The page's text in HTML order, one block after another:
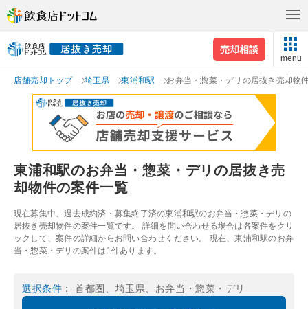
売却相談
menu
店舗売却トップ 埼玉県 東浦和駅 お弁当・惣菜・デリの居抜き売却物
東浦和駅のお弁当・惣菜・デリの居抜き売
却物件の案件一覧
現在募集中、過去成約済・募集終了済の東浦和駅のお弁当・惣菜・デリの
居抜き売却物件の案件一覧です。 詳細を問い合わせる場合は各案件をクリ
ックして、案件の詳細からお問い合わせください。 現在、東浦和駅のお弁
当・惣菜・デリの案件は1件あります。
選択条件 ： 首都圏、埼玉県、お弁当・惣菜・デリ